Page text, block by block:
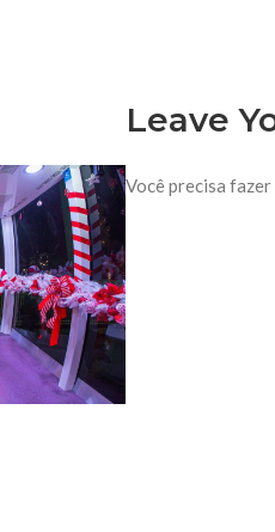
Leave
Você precisa fazer